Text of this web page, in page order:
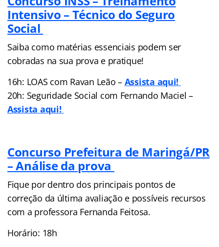
Intensivo – Técnico do Seguro
Social
Saiba como matérias essenciais podem ser
cobradas na sua prova e pratique!
16h: LOAS com Ravan Leão – Assista aqui!
20h: Seguridade Social com Fernando Maciel –
Assista aqui!
Concurso Prefeitura de Maringá/PR
– Análise da prova
Fique por dentro dos principais pontos de
correção da última avaliação e possíveis recursos
com a professora Fernanda Feitosa.
Horário: 18h